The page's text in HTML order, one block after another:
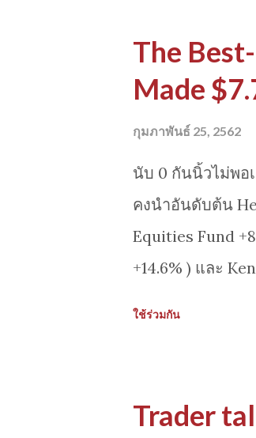
ข้อมูลมันน้อยเกิน
เกิดได้จาก link
The
Made
กุมภาพันธ์ 25, 2562
นับ 0 กันนิ้วไม่พอ
คงนำอันดับต้น
Equities Fund
+14.6% ) และ
จะพบ Fund เห
ยอดต่อเนื่องในช่
ใช้ร่วมกัน
Trader